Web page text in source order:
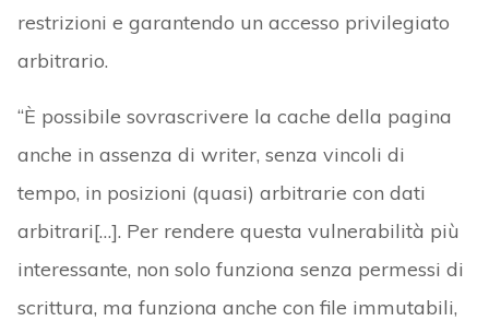
restrizioni e garantendo un accesso privilegiato
arbitrario.
“È possibile sovrascrivere la cache della pagina
anche in assenza di writer, senza vincoli di
tempo, in posizioni (quasi) arbitrarie con dati
arbitrari[…]. Per rendere questa vulnerabilità più
interessante, non solo funziona senza permessi di
scrittura, ma funziona anche con file immutabili,